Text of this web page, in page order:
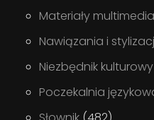
Materiały
Nawiązania i
Niezbędnik kulturowy
Poczekalnia